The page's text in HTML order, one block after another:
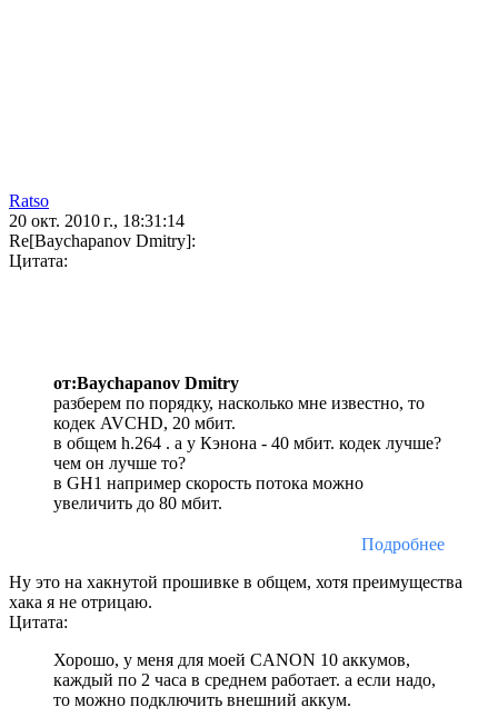
Ratso
20 окт. 2010 г., 18:31:14
Re[Baychapanov Dmitry]:
Цитата:
от:Baychapanov Dmitry
разберем по порядку, насколько мне известно, то
кодек AVCHD, 20 мбит.
в общем h.264 . а у Кэнона - 40 мбит. кодек лучше?
чем он лучше то?
в GH1 например скорость потока можно
увеличить до 80 мбит.
Подробнее
Ну это на хакнутой прошивке в общем, хотя преимущества
хака я не отрицаю.
Цитата:
Хорошо, у меня для моей CANON 10 аккумов,
каждый по 2 часа в среднем работает. а если надо,
то можно подключить внешний аккум.